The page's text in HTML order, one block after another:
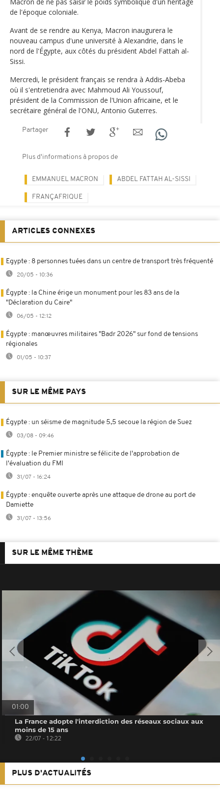
de l'époque coloniale.
Avant de se rendre au Kenya, Macron inaugurera le
nouveau campus d'une université à Alexandrie, dans le
nord de l'Égypte, aux côtés du président Abdel Fattah al-
Sissi.
Mercredi, le président français se rendra à Addis-Abeba
où il s'entretiendra avec Mahmoud Ali Youssouf,
président de la Commission de l'Union africaine, et le
secrétaire général de l'ONU, Antonio Guterres.
Partager
Plus d'informations à propos de
EMMANUEL MACRON ABDEL FATTAH AL-SISSI
FRANÇAFRIQUE
ARTICLES CONNEXES
Egypte : 8 personnes tuées dans un centre de transport très fréquenté
20/05 - 10:36
Égypte : la Chine érige un monument pour les 83 ans de la
"Déclaration du Caire"
06/05 - 12:12
Égypte : manœuvres militaires "Badr 2026" sur fond de tensions
régionales
01/05 - 10:37
SUR LE MÊME PAYS
Égypte : un séisme de magnitude 5,5 secoue la région de Suez
03/08 - 09:46
Égypte : le Premier ministre se félicite de l'approbation de
l'évaluation du FMI
31/07 - 16:24
Égypte : enquête ouverte après une attaque de drone au port de
Damiette
31/07 - 13:56
SUR LE MÊME THÈME
01:00
La France adopte l'interdiction des réseaux sociaux aux
moins de 15 ans
22/07 - 12:22
PLUS D'ACTUALITÉS